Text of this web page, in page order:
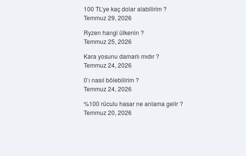
100 TL’ye kaç dolar alabilirim ?
Temmuz 29, 2026
Ryzen hangi ülkenin ?
Temmuz 25, 2026
Kara yosunu damarlı mıdır ?
Temmuz 24, 2026
0’ı nasıl bölebilirim ?
Temmuz 24, 2026
%100 rüculu hasar ne anlama gelir ?
Temmuz 20, 2026